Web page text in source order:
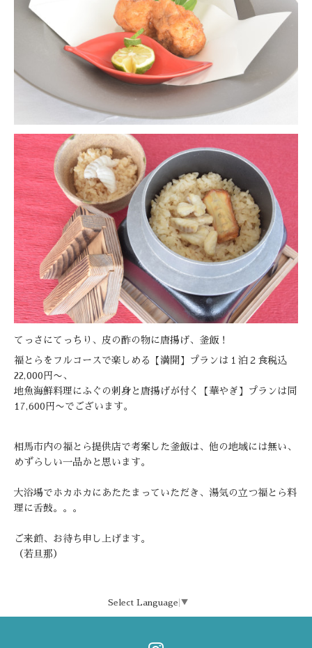
てっさにてっちり、皮の酢の物に唐揚げ、釜飯！
福とらをフルコースで楽しめる【満開】プランは１泊２食税込
22,000円〜、
地魚海鮮料理にふぐの刺身と唐揚げが付く【華やぎ】プランは同
17,600円〜でございます。
相馬市内の福とら提供店で考案した釜飯は、他の地域には無い、
めずらしい一品かと思います。
大浴場でホカホカにあたたまっていただき、湯気の立つ福とら料
理に舌鼓。。。
ご来館、お待ち申し上げます。
（若旦那）
Select Language ▼